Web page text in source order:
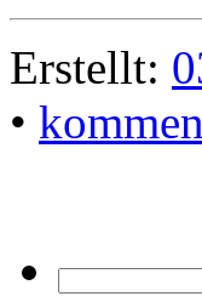
Erstellt:
•